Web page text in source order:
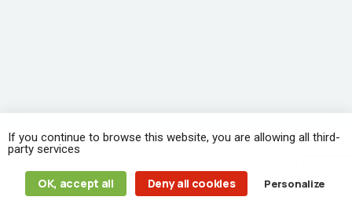
If you continue to browse this website, you are allowing all third-
party services
OK, accept all Deny all cookies Personalize